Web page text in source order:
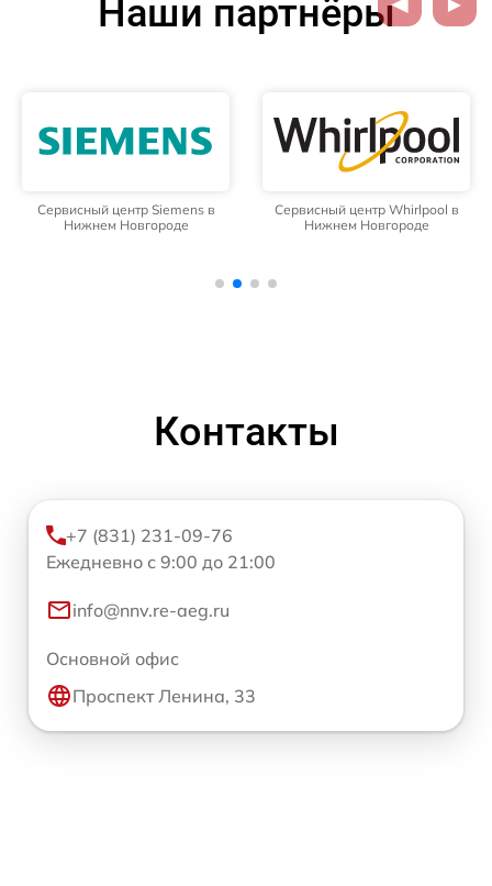
Наши партнёры
Сервисный центр Siemens в
Нижнем Новгороде
Сервисный центр Whirlpool в
Нижнем Новгороде
Контакты
+7 (831) 231-09-76
Ежедневно с 9:00 до 21:00
info@nnv.re-aeg.ru
Основной офис
Проспект Ленина, 33